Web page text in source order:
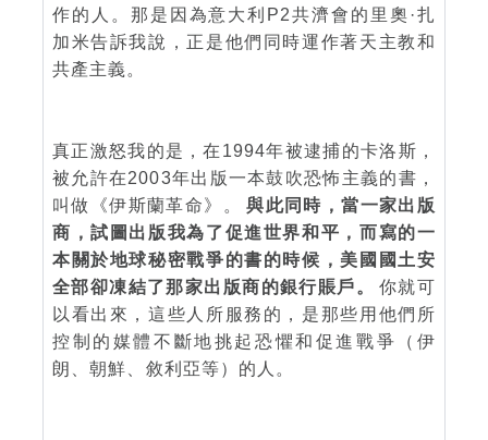
作的人。那是因為意大利P2共濟會的里奧·扎
加米告訴我說，正是他們同時運作著天主教和
共產主義。
真正激怒我的是，在1994年被逮捕的卡洛斯，
被允許在2003年出版一本鼓吹恐怖主義的書，
叫做《伊斯蘭革命》。
與此同時，當一家出版
商，試圖出版我為了促進世界和平，而寫的一
本關於地球秘密戰爭的書的時候，美國國土安
全部卻凍結了那家出版商的銀行賬戶。
你就可
以看出來，這些人所服務的，是那些用他們所
控制的媒體不斷地挑起恐懼和促進戰爭（伊
朗、朝鮮、敘利亞等）的人。